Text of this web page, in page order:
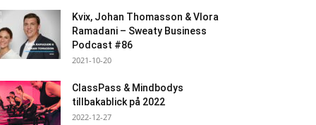
Kvix, Johan Thomasson & Vlora
Ramadani – Sweaty Business
Podcast #86
2021-10-20
ClassPass & Mindbodys
tillbakablick på 2022
2022-12-27